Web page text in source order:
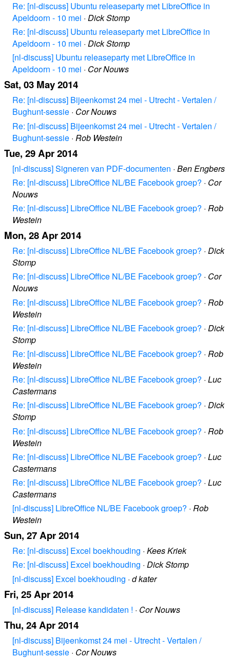
Re: [nl-discuss] Ubuntu releaseparty met LibreOffice in
Apeldoorn - 10 mei · Dick Stomp
Re: [nl-discuss] Ubuntu releaseparty met LibreOffice in
Apeldoorn - 10 mei · Dick Stomp
[nl-discuss] Ubuntu releaseparty met LibreOffice in
Apeldoorn - 10 mei · Cor Nouws
Sat, 03 May 2014
Re: [nl-discuss] Bijeenkomst 24 mei - Utrecht - Vertalen /
Bughunt-sessie · Cor Nouws
Re: [nl-discuss] Bijeenkomst 24 mei - Utrecht - Vertalen /
Bughunt-sessie · Rob Westein
Tue, 29 Apr 2014
[nl-discuss] Signeren van PDF-documenten · Ben Engbers
Re: [nl-discuss] LibreOffice NL/BE Facebook groep? · Cor
Nouws
Re: [nl-discuss] LibreOffice NL/BE Facebook groep? · Rob
Westein
Mon, 28 Apr 2014
Re: [nl-discuss] LibreOffice NL/BE Facebook groep? · Dick
Stomp
Re: [nl-discuss] LibreOffice NL/BE Facebook groep? · Cor
Nouws
Re: [nl-discuss] LibreOffice NL/BE Facebook groep? · Rob
Westein
Re: [nl-discuss] LibreOffice NL/BE Facebook groep? · Dick
Stomp
Re: [nl-discuss] LibreOffice NL/BE Facebook groep? · Rob
Westein
Re: [nl-discuss] LibreOffice NL/BE Facebook groep? · Luc
Castermans
Re: [nl-discuss] LibreOffice NL/BE Facebook groep? · Dick
Stomp
Re: [nl-discuss] LibreOffice NL/BE Facebook groep? · Rob
Westein
Re: [nl-discuss] LibreOffice NL/BE Facebook groep? · Luc
Castermans
Re: [nl-discuss] LibreOffice NL/BE Facebook groep? · Luc
Castermans
[nl-discuss] LibreOffice NL/BE Facebook groep? · Rob
Westein
Sun, 27 Apr 2014
Re: [nl-discuss] Excel boekhouding · Kees Kriek
Re: [nl-discuss] Excel boekhouding · Dick Stomp
[nl-discuss] Excel boekhouding · d kater
Fri, 25 Apr 2014
[nl-discuss] Release kandidaten ! · Cor Nouws
Thu, 24 Apr 2014
[nl-discuss] Bijeenkomst 24 mei - Utrecht - Vertalen /
Bughunt-sessie · Cor Nouws